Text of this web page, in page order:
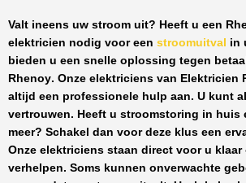
Valt ineens uw stroom uit? Heeft u een
elektricien nodig voor een stroomuitval in
bieden u een snelle oplossing tegen
Rhenoy. Onze elektriciens van Elektricien
altijd een professionele hulp aan. U kunt
vertrouwen. Heeft u stroomstoring in huis
meer? Schakel dan voor deze klus een
Onze elektriciens staan direct voor u
verhelpen. Soms kunnen onverwachte